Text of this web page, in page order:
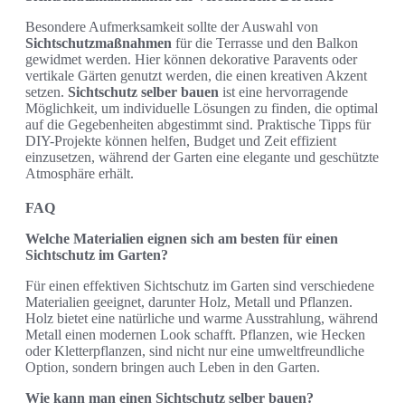
Besondere Aufmerksamkeit sollte der Auswahl von
Sichtschutzmaßnahmen für die Terrasse und den Balkon
gewidmet werden. Hier können dekorative Paravents oder
vertikale Gärten genutzt werden, die einen kreativen Akzent
setzen. Sichtschutz selber bauen ist eine hervorragende
Möglichkeit, um individuelle Lösungen zu finden, die optimal
auf die Gegebenheiten abgestimmt sind. Praktische Tipps für
DIY-Projekte können helfen, Budget und Zeit effizient
einzusetzen, während der Garten eine elegante und geschützte
Atmosphäre erhält.
FAQ
Welche Materialien eignen sich am besten für einen
Sichtschutz im Garten?
Für einen effektiven Sichtschutz im Garten sind verschiedene
Materialien geeignet, darunter Holz, Metall und Pflanzen.
Holz bietet eine natürliche und warme Ausstrahlung, während
Metall einen modernen Look schafft. Pflanzen, wie Hecken
oder Kletterpflanzen, sind nicht nur eine umweltfreundliche
Option, sondern bringen auch Leben in den Garten.
Wie kann man einen Sichtschutz selber bauen?